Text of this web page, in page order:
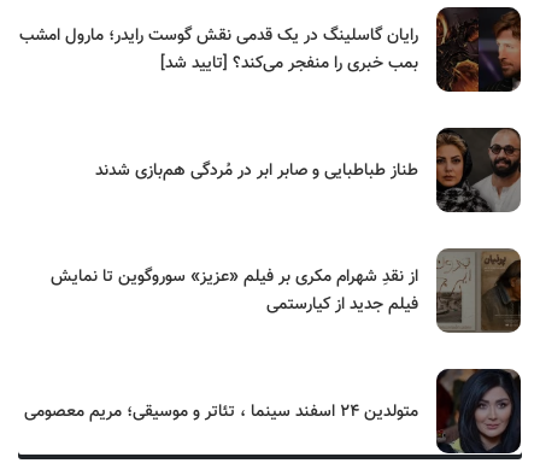
رایان گاسلینگ در یک قدمی نقش گوست رایدر؛ مارول امشب
بمب خبری را منفجر می‌کند؟ [تایید شد]
طناز طباطبایی و صابر ابر در مُردگی هم‌بازی شدند
از نقدِ شهرام مکری بر فیلم «عزیز» سوروگوین تا نمایش
فیلم جدید از کیارستمی
متولدین ۲۴ اسفند سینما ، تئاتر و موسیقی؛ مریم معصومی